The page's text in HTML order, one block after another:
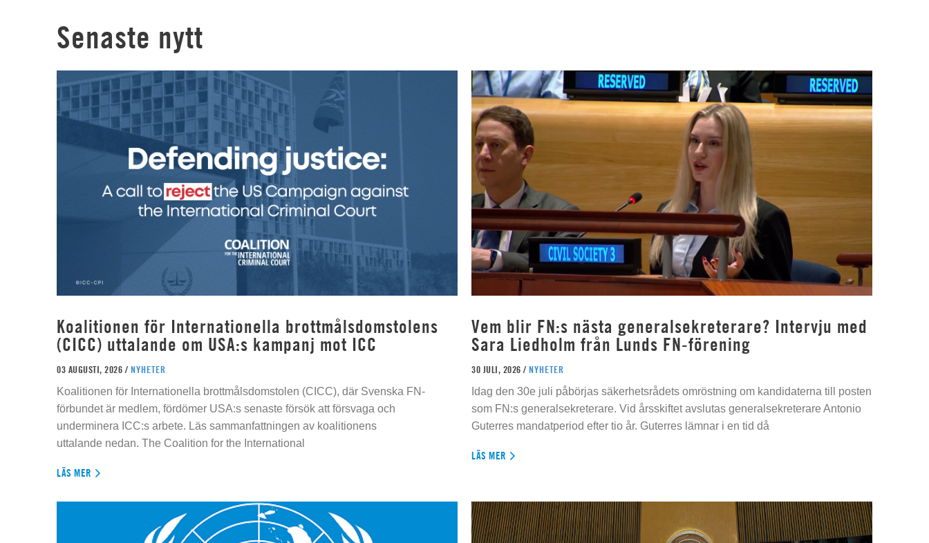
Senaste nytt
Koalitionen för Internationella brottmålsdomstolens
(CICC) uttalande om USA:s kampanj mot ICC
03 AUGUSTI, 2026 / NYHETER
Koalitionen för Internationella brottmålsdomstolen (CICC), där Svenska FN-
förbundet är medlem, fördömer USA:s senaste försök att försvaga och
underminera ICC:s arbete. Läs sammanfattningen av koalitionens
uttalande nedan. The Coalition for the International
LÄS MER
Vem blir FN:s nästa generalsekreterare? Intervju med
Sara Liedholm från Lunds FN-förening
30 JULI, 2026 / NYHETER
Idag den 30e juli påbörjas säkerhetsrådets omröstning om kandidaterna till posten
som FN:s generalsekreterare. Vid årsskiftet avslutas generalsekreterare Antonio
Guterres mandatperiod efter tio år. Guterres lämnar i en tid då
LÄS MER